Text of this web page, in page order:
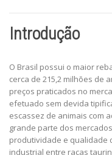
Introdução
O Brasil possui o maior
cerca de 215,2 milhões de
preços praticados no
efetuado sem devida
escassez de animais com
grande parte dos
produtividade e qualidade
industrial entre raças